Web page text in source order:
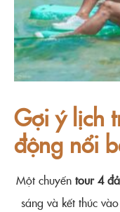
Gợi ý lịch
động nổi
Một chuyến tour 4
sáng và kết thúc